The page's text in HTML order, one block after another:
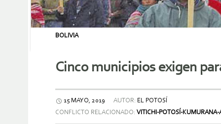
BOLIVIA
Cinco municipios exigen
15 MAYO, 2019 AUTOR: EL POTOSÍ
CONFLICTO RELACIONADO: VITICHI-POTOSÍ-KUMURANA-